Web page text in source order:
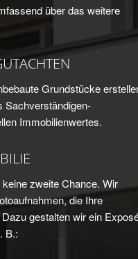
über das weitere
Grundstücke
Sachverständigen-
Immobilienwertes.
zweite Chance. Wir
die Ihre
gestalten wir ein
B.: